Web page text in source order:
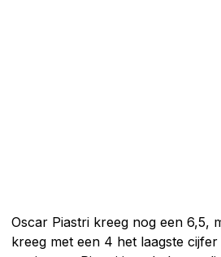
Oscar Piastri kreeg nog een 6,5,
kreeg met een 4 het laagste